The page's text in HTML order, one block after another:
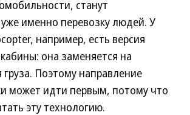
станут
именно перевозку людей. У
например, есть версия
она заменяется на
Поэтому направление
может идти первым, потому что
эту технологию.